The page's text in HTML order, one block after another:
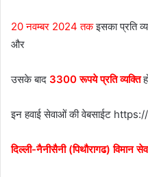
20 नवम्बर 2024 तकइसका प्रति
और
उसके बाद 3300 रूपये प्रति व्यक्ति
इन हवाई सेवाओं की वेबसाईट
दिल्ली-नैनीसैनी (पिथौरागढ) विमान